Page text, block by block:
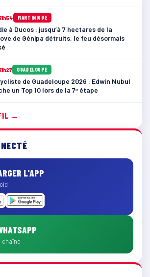
MARTINIQUE
à Ducos : jusqu’à 7 hectares de la
de Génipa détruits, le feu désormais
GUADELOUPE
de Guadeloupe 2026 : Edwin Nubul
un Top 10 lors de la 7ᵉ étape
→
L'APP
chaîne